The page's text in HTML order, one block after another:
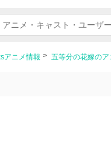
アニメ情報 五等分の花嫁の